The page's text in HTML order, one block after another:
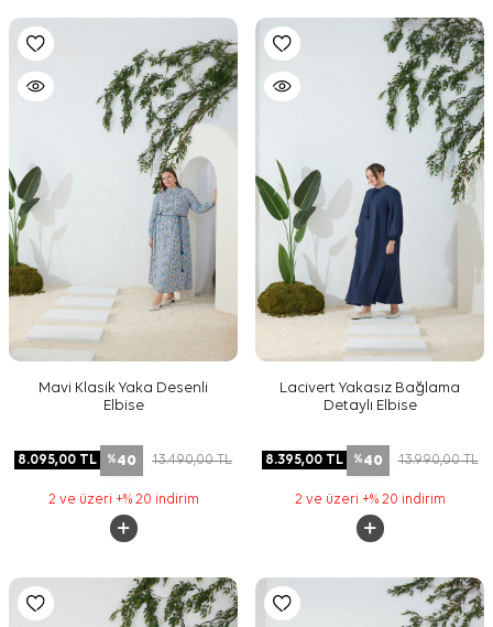
Mavi Klasik Yaka Desenli
Elbise
8.095,00 TL %40 13.490,00TL
2 ve üzeri +% 20 indirim
Lacivert Yakasız Bağlama
Detaylı Elbise
8.395,00TL %40 13.990,00TL
2 ve üzeri +% 20 indirim